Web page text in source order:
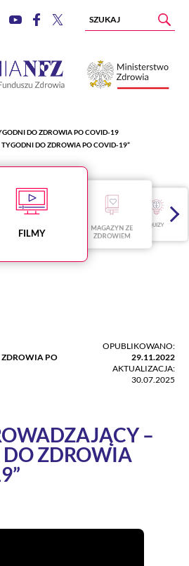
DO ZDROWIA PO COVID-19
DO ZDROWIA PO COVID-19”
FILMY
MAGAZYN ZE
ZDROWIEM
QUIZY
ZDROWIA PO
OPUBLIKOWANO:
29.11.2022
AKTUALIZACJA:
30.07.2025
–
DO ZDROWIA